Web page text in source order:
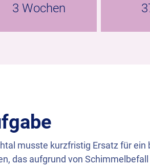
3 Wochen
musste kurzfristig Ersatz für
das aufgrund von